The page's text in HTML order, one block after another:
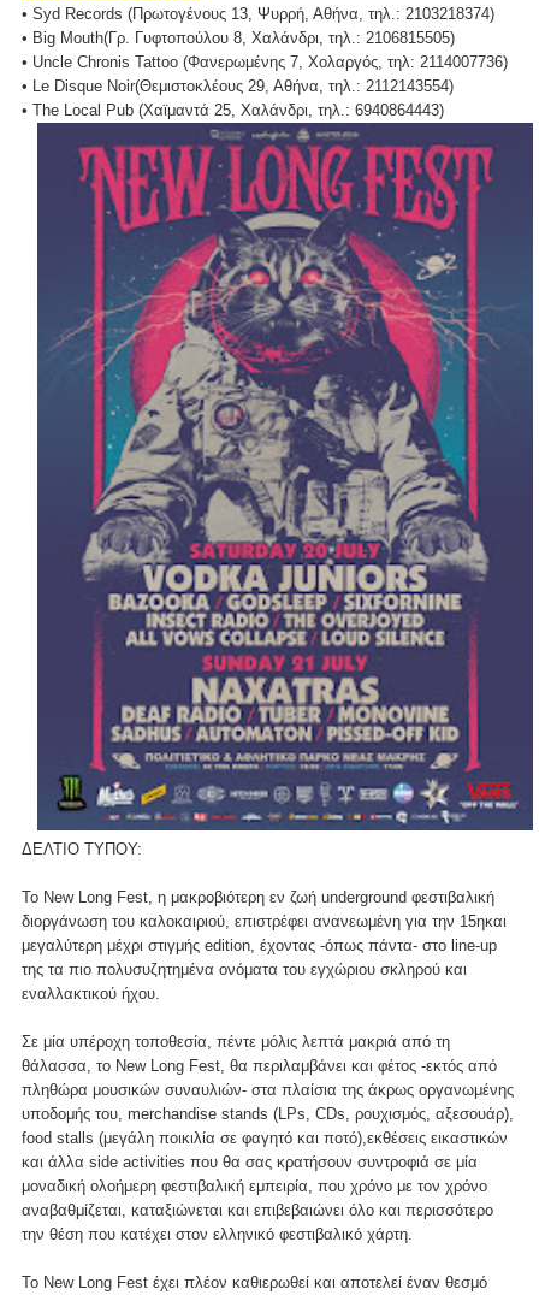
• Syd Records (Πρωτογένους 13, Ψυρρή, Αθήνα, τηλ.: 2103218374)
• Big Mouth(Γρ. Γυφτοπούλου 8, Χαλάνδρι, τηλ.: 2106815505)
• Uncle Chronis Tattoo (Φανερωμένης 7, Χολαργός, τηλ: 2114007736)
• Le Disque Noir(Θεμιστοκλέους 29, Αθήνα, τηλ.: 2112143554)
• The Local Pub (Χαϊμαντά 25, Χαλάνδρι, τηλ.: 6940864443)
ΔΕΛΤΙΟ ΤΥΠΟΥ:
Το New Long Fest, η μακροβιότερη εν ζωή underground φεστιβαλική
διοργάνωση του καλοκαιριού, επιστρέφει ανανεωμένη για την 15ηκαι
μεγαλύτερη μέχρι στιγμής edition, έχοντας -όπως πάντα- στο line-up
της τα πιο πολυσυζητημένα ονόματα του εγχώριου σκληρού και
εναλλακτικού ήχου.
Σε μία υπέροχη τοποθεσία, πέντε μόλις λεπτά μακριά από τη
θάλασσα, το New Long Fest, θα περιλαμβάνει και φέτος -εκτός από
πληθώρα μουσικών συναυλιών- στα πλαίσια της άκρως οργανωμένης
υποδομής του, merchandise stands (LPs, CDs, ρουχισμός, αξεσουάρ),
food stalls (μεγάλη ποικιλία σε φαγητό και ποτό),εκθέσεις εικαστικών
και άλλα side activities που θα σας κρατήσουν συντροφιά σε μία
μοναδική ολοήμερη φεστιβαλική εμπειρία, που χρόνο με τον χρόνο
αναβαθμίζεται, καταξιώνεται και επιβεβαιώνει όλο και περισσότερο
την θέση που κατέχει στον ελληνικό φεστιβαλικό χάρτη.
Το New Long Fest έχει πλέον καθιερωθεί και αποτελεί έναν θεσμό